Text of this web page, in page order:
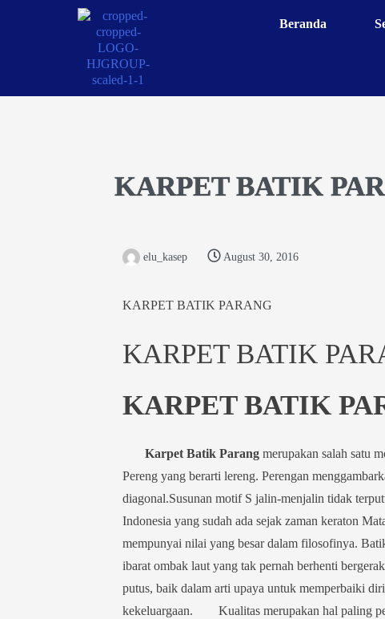
Beranda
KARPET BATIK
elu_kasep August 30, 2016
KARPET BATIK PARANG
KARPET BATIK
KARPET BATIK
Karpet Batik Parangmerupakan salah satu
Pereng yang berarti lereng. Perengan
diagonal.Susunan motif S jalin-menjalin tidak
Indonesia yang sudah ada sejak zaman keraton
mempunyai nilai yang besar dalam filosofinya.
ibarat ombak laut yang tak pernah berhenti
putus, baik dalam arti upaya untuk memperbaiki
kekeluargaan. Kualitas merupakan hal paling